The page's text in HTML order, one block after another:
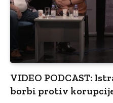
VIDEO PODCAST:
borbi protiv